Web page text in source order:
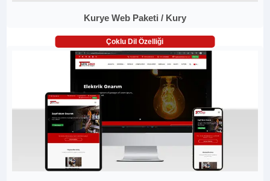
Kurye Web Paketi / Kury
Çoklu Dil Özelliği